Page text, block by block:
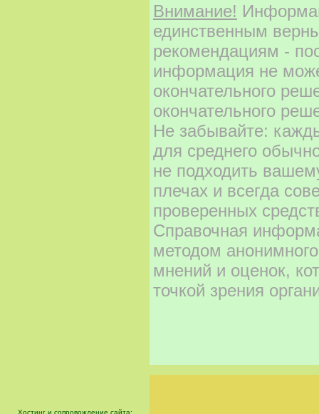
Внимание!
единственным
рекомендациям -
информация не
окончательного
окончательного
Не забывайте:
для среднего
не подходить
плечах и всегда
проверенных
Справочная
методом
мнений и оценок,
точкой зрения
Хостинг и сопровождение сайта: